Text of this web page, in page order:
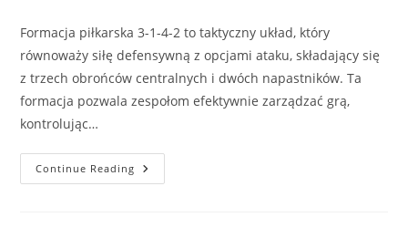
Formacja piłkarska 3-1-4-2 to taktyczny układ, który
równoważy siłę defensywną z opcjami ataku, składający się
z trzech obrońców centralnych i dwóch napastników. Ta
formacja pozwala zespołom efektywnie zarządzać grą,
kontrolując…
Continue Reading 3-
1-